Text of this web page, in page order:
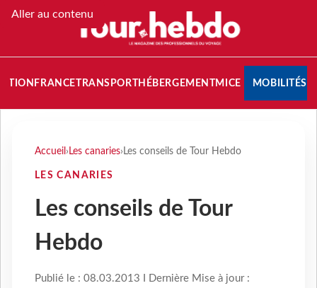
Aller au contenu
FRANCETRANSPORT HÉBERGEMENTMICE MOBILITÉS
Accueil › Les canaries› Les conseils de Tour Hebdo
LES CANARIES
Les conseils de Tour
Hebdo
Publié le : 08.03.2013 I Dernière Mise à jour :